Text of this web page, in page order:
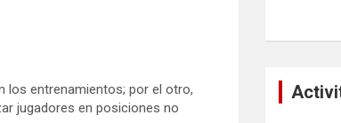
los entrenamientos; por el otro,
jugadores en posiciones no